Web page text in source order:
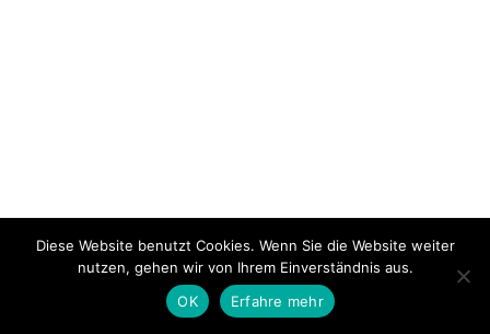
Diese Website benutzt Cookies. Wenn Sie die Website weiter
nutzen, gehen wir von Ihrem Einverständnis aus.
OK
Erfahre mehr